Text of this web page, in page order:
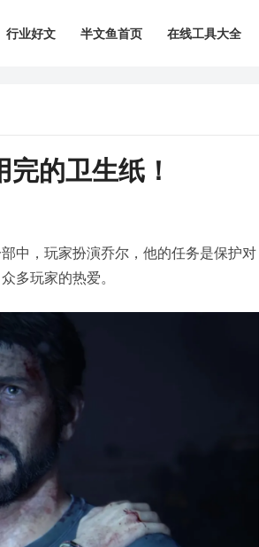
行业好文 半文鱼首页 在线工具大全
的卫生纸！
中，玩家扮演乔尔，他的任务是保护对
多玩家的热爱。